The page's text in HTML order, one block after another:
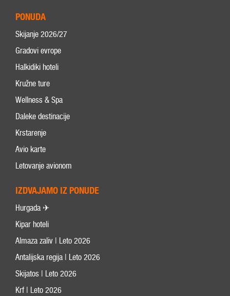
PONUDA
Skijanje 2026/27
Gradovi evrope
Halkidiki hoteli
Kružne ture
Wellness & Spa
Daleke destinacije
Krstarenje
Avio karte
Letovanje avionom
IZDVAJAMO IZ PONUDE
Hurgada ✈
Kipar hoteli
Almaza zaliv | Leto 2026
Antalijska regija | Leto 2026
Skijatos | Leto 2026
Krf | Leto 2026